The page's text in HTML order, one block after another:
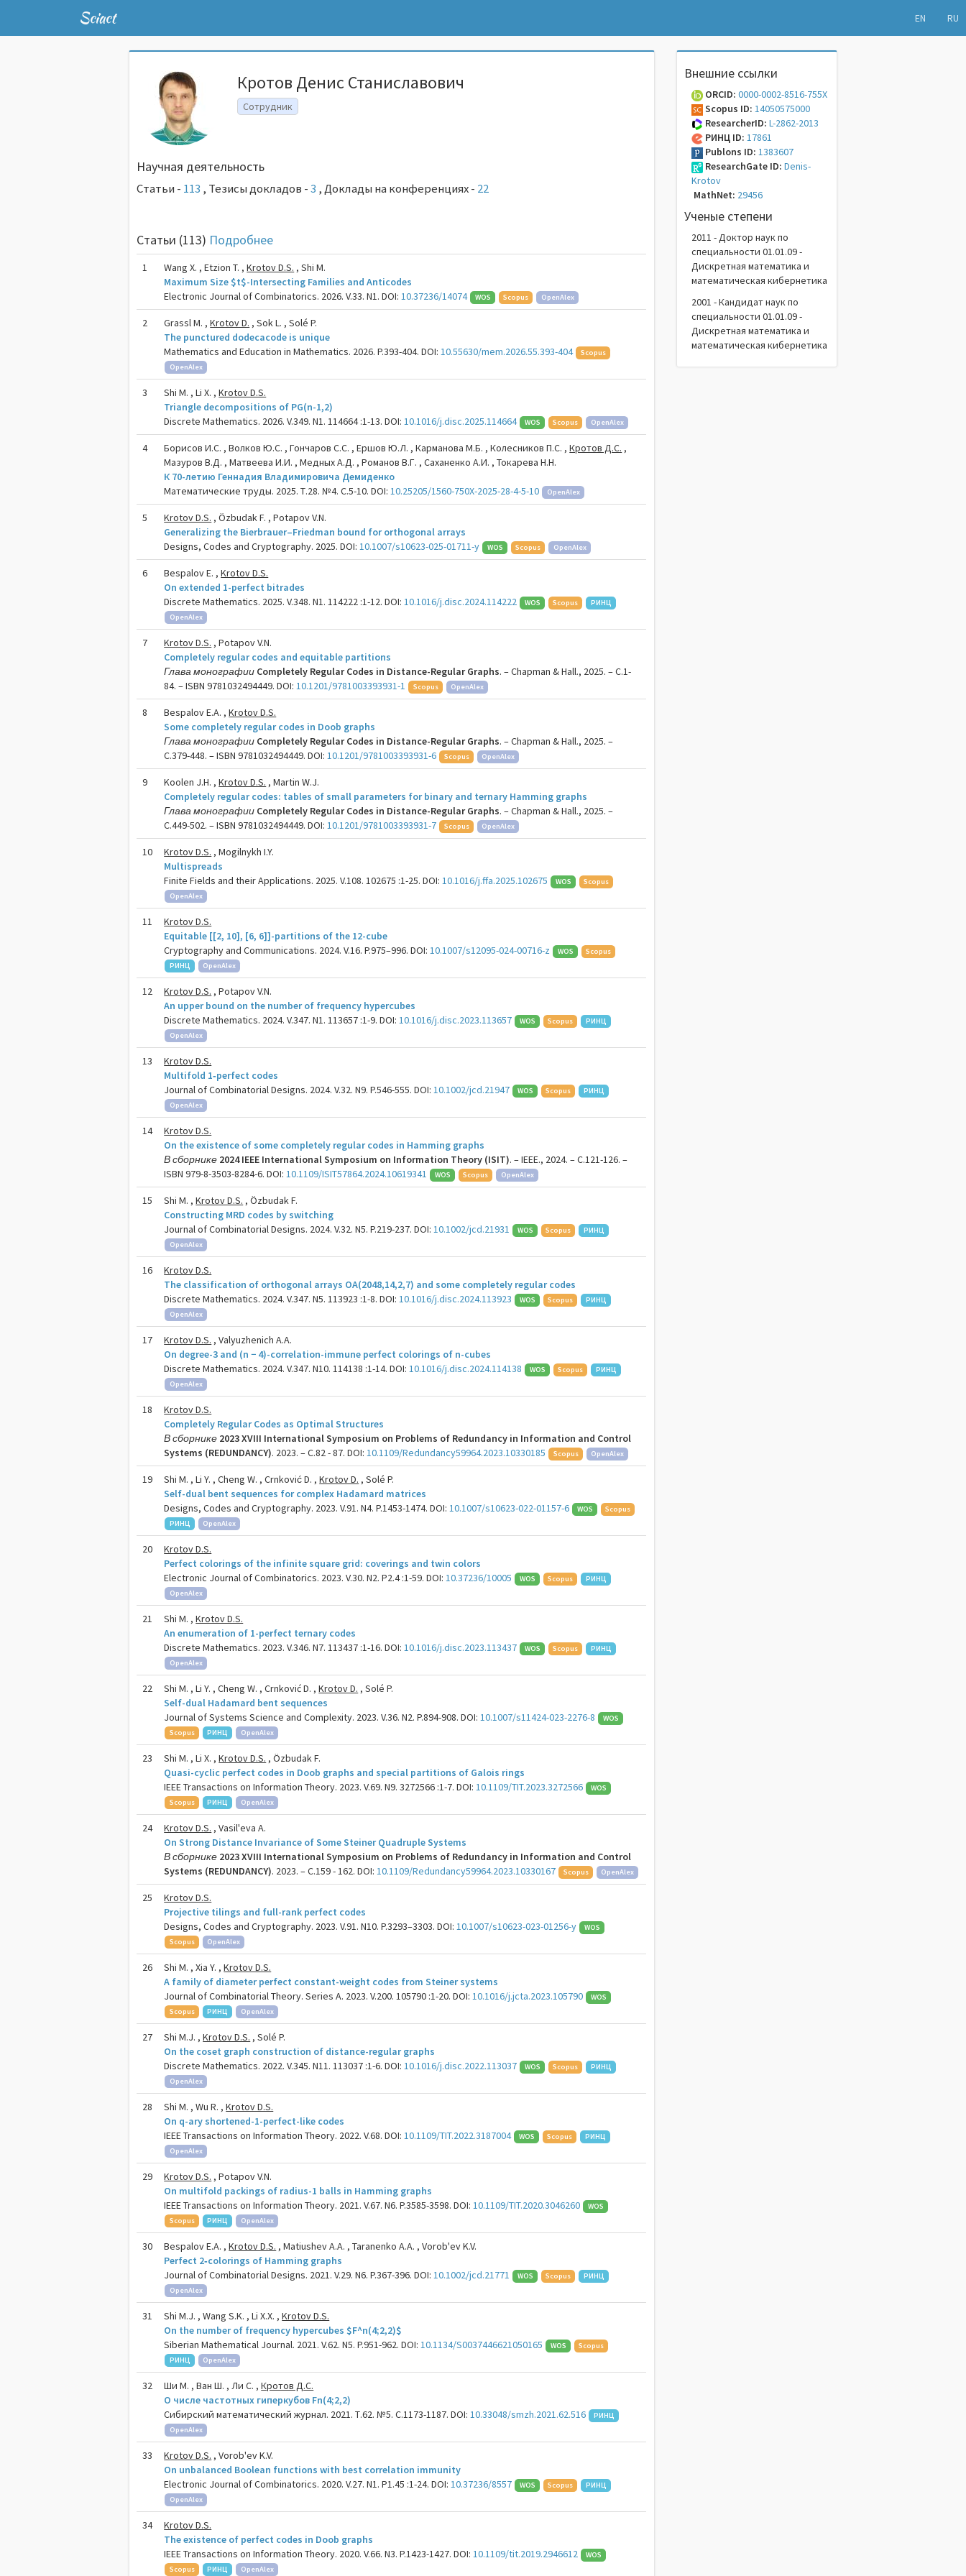
Sciact EN RU
Кротов Денис Станиславович
Сотрудник
Научная деятельность
Статьи - 113 , Тезисы докладов -3 ,Доклады на конференциях - 22
Статьи (113) Подробнее
1 Wang X. , Etzion T. ,Krotov D.S. , Shi M.
Maximum Size $t$-Intersecting Families and Anticodes
Electronic Journal of Combinatorics. 2026. V.33. N1. DOI:10.37236/14074 WOS Scopus OpenAlex
2 Grassl M. ,Krotov D. , Sok L. , Solé P.
The punctured dodecacode is unique
Mathematics and Education in Mathematics. 2026. P.393-404. DOI:10.55630/mem.2026.55.393-404
Scopus
OpenAlex
3 Shi M. , Li X. ,Krotov D.S.
Triangle decompositions of PG(n-1,2)
Discrete Mathematics. 2026. V.349. N1. 114664 :1-13. DOI:10.1016/j.disc.2025.114664 WOS Scopus OpenAlex
4 Борисов И.С. , Волков Ю.С. , Гончаров С.С. , Ершов Ю.Л. , Карманова М.Б. , Колесников П.С. ,Кротов Д.С. ,
Мазуров В.Д. , Матвеева И.И. , Медных А.Д. , Романов В.Г. , Саханенко А.И. , Токарева Н.Н.
К 70-летию Геннадия Владимировича Демиденко
Математические труды. 2025. Т.28. №4. С.5-10. DOI:10.25205/1560-750X-2025-28-4-5-10 OpenAlex
5 Krotov D.S. , Özbudak F. , Potapov V.N.
Generalizing the Bierbrauer–Friedman bound for orthogonal arrays
Designs, Codes and Cryptography. 2025. DOI:10.1007/s10623-025-01711-y WOS Scopus OpenAlex
6 Bespalov E. ,Krotov D.S.
On extended 1-perfect bitrades
Discrete Mathematics. 2025. V.348. N1. 114222 :1-12. DOI:10.1016/j.disc.2024.114222 WOS Scopus
РИНЦ
OpenAlex
7 Krotov D.S. , Potapov V.N.
Completely regular codes and equitable partitions
Глава монографии Completely Regular Codes in Distance-Regular Graphs. – Chapman & Hall., 2025. – C.1-
84. – ISBN 9781032494449. DOI:10.1201/9781003393931-1 Scopus OpenAlex
8 Bespalov E.A. ,Krotov D.S.
Some completely regular codes in Doob graphs
Глава монографии Completely Regular Codes in Distance-Regular Graphs. – Chapman & Hall., 2025. –
C.379-448. – ISBN 9781032494449. DOI:10.1201/9781003393931-6 Scopus OpenAlex
9 Koolen J.H. ,Krotov D.S. , Martin W.J.
Completely regular codes: tables of small parameters for binary and ternary Hamming graphs
Глава монографии Completely Regular Codes in Distance-Regular Graphs. – Chapman & Hall., 2025. –
C.449-502. – ISBN 9781032494449. DOI:10.1201/9781003393931-7 Scopus OpenAlex
10 Krotov D.S. , Mogilnykh I.Y.
Multispreads
Finite Fields and their Applications. 2025. V.108. 102675 :1-25. DOI:10.1016/j.ffa.2025.102675 WOS
Scopus
OpenAlex
11
Krotov D.S.
Equitable [[2, 10], [6, 6]]-partitions of the 12-cube
Cryptography and Communications. 2024. V.16. P.975–996. DOI:10.1007/s12095-024-00716-z WOS
Scopus
РИНЦ
OpenAlex
12 Krotov D.S. , Potapov V.N.
An upper bound on the number of frequency hypercubes
Discrete Mathematics. 2024. V.347. N1. 113657 :1-9. DOI:10.1016/j.disc.2023.113657 WOS Scopus
РИНЦ
OpenAlex
13
Krotov D.S.
Multifold 1‐perfect codes
Journal of Combinatorial Designs. 2024. V.32. N9. P.546-555. DOI:10.1002/jcd.21947 WOS Scopus
РИНЦ
OpenAlex
14
Krotov D.S.
On the existence of some completely regular codes in Hamming graphs
В сборнике 2024 IEEE International Symposium on Information Theory (ISIT). – IEEE., 2024. – C.121-126. –
ISBN 979-8-3503-8284-6. DOI:10.1109/ISIT57864.2024.10619341 WOS Scopus OpenAlex
15 Shi M. ,Krotov D.S. , Özbudak F.
Constructing MRD codes by switching
Journal of Combinatorial Designs. 2024. V.32. N5. P.219-237. DOI:10.1002/jcd.21931 WOS Scopus
РИНЦ
OpenAlex
16
Krotov D.S.
The classification of orthogonal arrays OA(2048,14,2,7) and some completely regular codes
Discrete Mathematics. 2024. V.347. N5. 113923 :1-8. DOI:10.1016/j.disc.2024.113923 WOS Scopus
РИНЦ
OpenAlex
17 Krotov D.S. , Valyuzhenich A.A.
On degree-3 and (n − 4)-correlation-immune perfect colorings of n-cubes
Discrete Mathematics. 2024. V.347. N10. 114138 :1-14. DOI:10.1016/j.disc.2024.114138 WOS Scopus
РИНЦ
OpenAlex
18
Krotov D.S.
Completely Regular Codes as Optimal Structures
В сборнике 2023 XVIII International Symposium on Problems of Redundancy in Information and Control
Systems (REDUNDANCY). 2023. – C.82 - 87. DOI:10.1109/Redundancy59964.2023.10330185 Scopus OpenAlex
19 Shi M. , Li Y. , Cheng W. , Crnković D. ,Krotov D. , Solé P.
Self-dual bent sequences for complex Hadamard matrices
Designs, Codes and Cryptography. 2023. V.91. N4. P.1453-1474. DOI:10.1007/s10623-022-01157-6 WOS
Scopus
РИНЦ
OpenAlex
20
Krotov D.S.
Perfect colorings of the infinite square grid: coverings and twin colors
Electronic Journal of Combinatorics. 2023. V.30. N2. P2.4 :1-59. DOI:10.37236/10005 WOS Scopus
РИНЦ
OpenAlex
21 Shi M. ,Krotov D.S.
An enumeration of 1-perfect ternary codes
Discrete Mathematics. 2023. V.346. N7. 113437 :1-16. DOI:10.1016/j.disc.2023.113437 WOS Scopus
РИНЦ
OpenAlex
22 Shi M. , Li Y. , Cheng W. , Crnković D. ,Krotov D. , Solé P.
Self-dual Hadamard bent sequences
Journal of Systems Science and Complexity. 2023. V.36. N2. P.894-908. DOI:10.1007/s11424-023-2276-8
WOS
Scopus
РИНЦ OpenAlex
23 Shi M. , Li X. ,Krotov D.S. , Özbudak F.
Quasi-cyclic perfect codes in Doob graphs and special partitions of Galois rings
IEEE Transactions on Information Theory. 2023. V.69. N9. 3272566 :1-7. DOI:10.1109/TIT.2023.3272566
WOS
Scopus
РИНЦ OpenAlex
24 Krotov D.S. , Vasil'eva A.
On Strong Distance Invariance of Some Steiner Quadruple Systems
В сборнике 2023 XVIII International Symposium on Problems of Redundancy in Information and Control
Systems (REDUNDANCY). 2023. – C.159 - 162. DOI:10.1109/Redundancy59964.2023.10330167 Scopus OpenAlex
25
Krotov D.S.
Projective tilings and full-rank perfect codes
Designs, Codes and Cryptography. 2023. V.91. N10. P.3293–3303. DOI:10.1007/s10623-023-01256-y
WOS
Scopus
OpenAlex
26 Shi M. , Xia Y. ,Krotov D.S.
A family of diameter perfect constant-weight codes from Steiner systems
Journal of Combinatorial Theory. Series A. 2023. V.200. 105790 :1-20. DOI:10.1016/j.jcta.2023.105790
WOS
Scopus
РИНЦ OpenAlex
27 Shi M.J. ,Krotov D.S. , Solé P.
On the coset graph construction of distance-regular graphs
Discrete Mathematics. 2022. V.345. N11. 113037 :1-6. DOI:10.1016/j.disc.2022.113037 WOS Scopus
РИНЦ
OpenAlex
28 Shi M. , Wu R. ,Krotov D.S.
On q-ary shortened-1-perfect-like codes
IEEE Transactions on Information Theory. 2022. V.68. DOI:10.1109/TIT.2022.3187004 WOS Scopus
РИНЦ
OpenAlex
29 Krotov D.S. , Potapov V.N.
On multifold packings of radius-1 balls in Hamming graphs
IEEE Transactions on Information Theory. 2021. V.67. N6. P.3585-3598. DOI:10.1109/TIT.2020.3046260
WOS
Scopus
РИНЦ OpenAlex
30 Bespalov E.A. ,Krotov D.S. , Matiushev A.A. , Taranenko A.A. , Vorob'ev K.V.
Perfect 2‐colorings of Hamming graphs
Journal of Combinatorial Designs. 2021. V.29. N6. P.367-396. DOI:10.1002/jcd.21771 WOS Scopus
РИНЦ
OpenAlex
31 Shi M.J. , Wang S.K. , Li X.X. ,Krotov D.S.
On the number of frequency hypercubes $F^n(4;2,2)$
Siberian Mathematical Journal. 2021. V.62. N5. P.951-962. DOI:10.1134/S0037446621050165 WOS
Scopus
РИНЦ
OpenAlex
32 Ши М. , Ван Ш. , Ли С. ,Кротов Д.С.
О числе частотных гиперкубов Fn(4;2,2)
Сибирский математический журнал. 2021. Т.62. №5. С.1173-1187. DOI:10.33048/smzh.2021.62.516
РИНЦ
OpenAlex
33 Krotov D.S. , Vorob'ev K.V.
On unbalanced Boolean functions with best correlation immunity
Electronic Journal of Combinatorics. 2020. V.27. N1. P1.45 :1-24. DOI:10.37236/8557 WOS Scopus
РИНЦ
OpenAlex
34
Krotov D.S.
The existence of perfect codes in Doob graphs
IEEE Transactions on Information Theory. 2020. V.66. N3. P.1423-1427. DOI:10.1109/tit.2019.2946612
WOS
Scopus
РИНЦ OpenAlex
Внешние ссылки
ORCID: 0000-0002-8516-755X
Scopus ID: 14050575000
ResearcherID: L-2862-2013
РИНЦ ID: 17861
Publons ID: 1383607
ResearchGate ID: Denis-
Krotov
MathNet: 29456
Ученые степени
2011 - Доктор наук по
специальности 01.01.09 -
Дискретная математика и
математическая кибернетика
2001 - Кандидат наук по
специальности 01.01.09 -
Дискретная математика и
математическая кибернетика